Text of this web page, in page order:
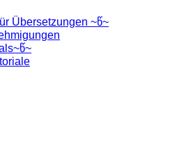
Übersetzungen ~წ~